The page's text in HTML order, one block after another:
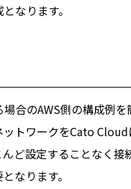
なります。
合のAWS側の構成例を
トワークをCato
ど設定することなく
なります。